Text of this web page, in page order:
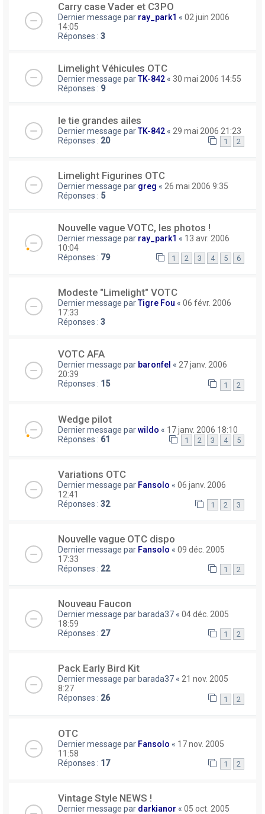
Carry case Vader et C3PO
Dernier message par ray_park1 « 02 juin 2006
14:05
Réponses : 3
Limelight Véhicules OTC
Dernier message parTK-842 « 30 mai 2006 14:55
Réponses : 9
le tie grandes ailes
Dernier message parTK-842 « 29 mai 2006 21:23
Réponses : 20 1 2
Limelight Figurines OTC
Dernier message par greg « 26 mai 2006 9:35
Réponses : 5
Nouvelle vague VOTC, les photos !
Dernier message par ray_park1 « 13 avr. 2006
10:04
Réponses : 79 1 2 3 4 5 6
Modeste "Limelight" VOTC
Dernier message parTigre Fou « 06 févr. 2006
17:33
Réponses : 3
VOTC AFA
Dernier message par baronfel « 27 janv. 2006
20:39
Réponses : 15 1 2
Wedge pilot
Dernier message parwildo « 17 janv. 2006 18:10
Réponses : 61 1 2 3 4 5
Variations OTC
Dernier message par Fansolo « 06 janv. 2006
12:41
Réponses : 32 1 2 3
Nouvelle vague OTC dispo
Dernier message par Fansolo « 09 déc. 2005
17:33
Réponses : 22 1 2
Nouveau Faucon
Dernier message par barada37 « 04 déc. 2005
18:59
Réponses : 27 1 2
Pack Early Bird Kit
Dernier message par barada37 « 21 nov. 2005
8:27
Réponses : 26 1 2
OTC
Dernier message par Fansolo « 17 nov. 2005
11:58
Réponses : 17 1 2
Vintage Style NEWS !
Dernier message par darkianor « 05 oct. 2005